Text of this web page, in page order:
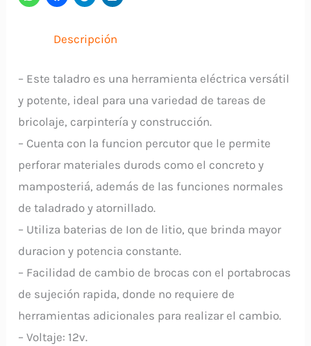
Baterías
cantidad
Descripción
– Este taladro es una herramienta eléctrica versátil
y potente, ideal para una variedad de tareas de
bricolaje, carpintería y construcción.
– Cuenta con la funcion percutor que le permite
perforar materiales durods como el concreto y
mamposteriá, además de las funciones normales
de taladrado y atornillado.
– Utiliza baterias de Ion de litio, que brinda mayor
duracion y potencia constante.
– Facilidad de cambio de brocas con el portabrocas
de sujeción rapida, donde no requiere de
herramientas adicionales para realizar el cambio.
– Voltaje: 12v.